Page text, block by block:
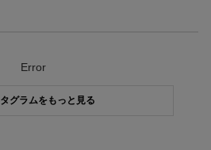
Error
グラムをもっと見る